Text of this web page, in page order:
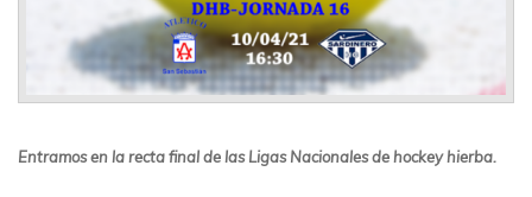
Entramos en la recta final de las Ligas Nacionales de hockey hierba.